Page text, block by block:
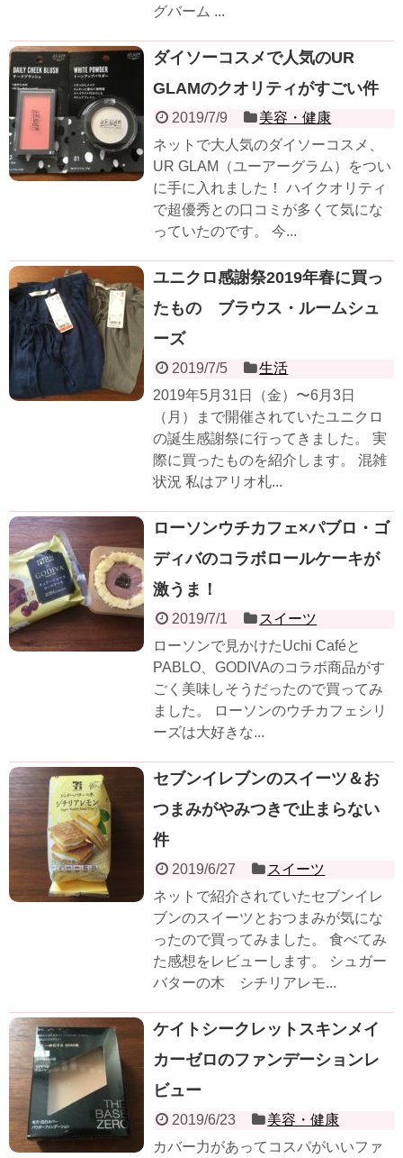
グバーム ...
ダイソーコスメで人気のUR
GLAMのクオリティがすごい件
2019/7/9
美容・健康
ネットで大人気のダイソーコスメ、
UR GLAM（ユーアーグラム）をつい
に手に入れました！ ハイクオリティ
で超優秀との口コミが多くて気にな
っていたのです。 今...
ユニクロ感謝祭2019年春に買っ
たもの ブラウス・ルームシュ
ーズ
2019/7/5
生活
2019年5月31日（金）〜6月3日
（月）まで開催されていたユニクロ
の誕生感謝祭に行ってきました。 実
際に買ったものを紹介します。 混雑
状況 私はアリオ札...
ローソンウチカフェ×パブロ・ゴ
ディバのコラボロールケーキが
激うま！
2019/7/1
スイーツ
ローソンで見かけたUchi Caféと
PABLO、GODIVAのコラボ商品がす
ごく美味しそうだったので買ってみ
ました。 ローソンのウチカフェシリ
ーズは大好きな...
セブンイレブンのスイーツ＆お
つまみがやみつきで止まらない
件
2019/6/27
スイーツ
ネットで紹介されていたセブンイレ
ブンのスイーツとおつまみが気にな
ったので買ってみました。 食べてみ
た感想をレビューします。 シュガー
バターの木 シチリアレモ...
ケイトシークレットスキンメイ
カーゼロのファンデーションレ
ビュー
2019/6/23
美容・健康
カバー力があってコスパがいいファ